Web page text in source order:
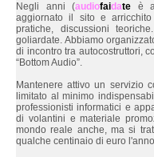
Negli anni (audiofaidate è
aggiornato il sito e
pratiche, discussioni
goliardate. Abbiamo
di incontro tra autocostruttori,
“Bottom Audio”.
Mantenere attivo un servizio
limitato al minimo
professionisti informatici e
di volantini e materiale
mondo reale anche, ma si
qualche centinaio di euro